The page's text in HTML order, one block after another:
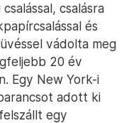
csalásra
és
vádolta meg
20 év
Egy New York-i
adott ki
egy